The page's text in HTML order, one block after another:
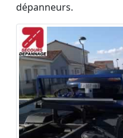
dépanneurs.